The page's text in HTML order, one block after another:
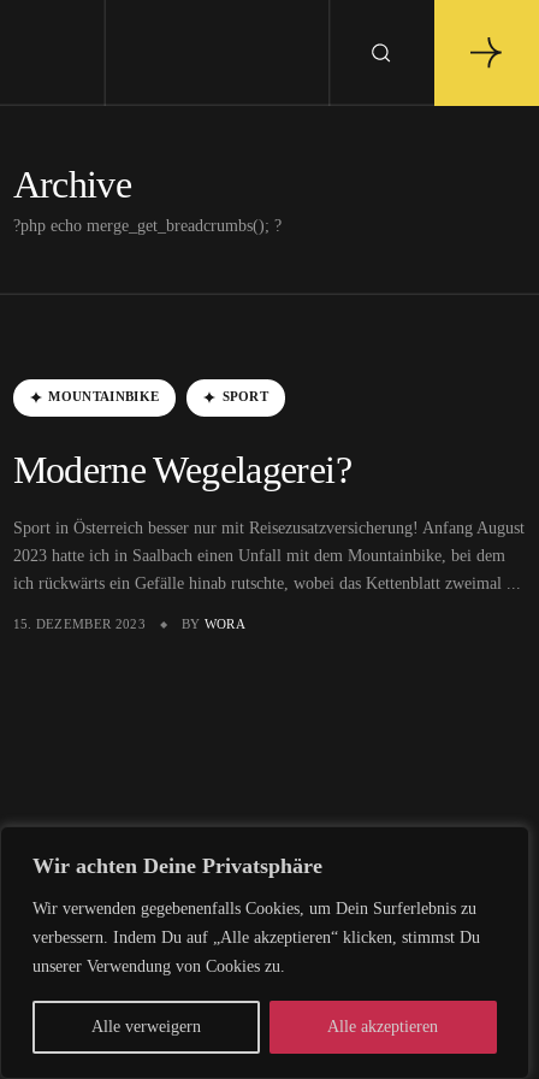
Wir achten Deine Privatsphäre
Wir verwenden gegebenenfalls Cookies, um Dein Surferlebnis zu
verbessern. Indem Du auf „Alle akzeptieren“ klicken, stimmst Du
unserer Verwendung von Cookies zu.
Alle verweigern Alle akzeptieren
Archive
?php echo merge_get_breadcrumbs(); ?
MOUNTAINBIKE SPORT
Moderne Wegelagerei?
Sport in Österreich besser nur mit Reisezusatzversicherung! Anfang August
2023 hatte ich in Saalbach einen Unfall mit dem Mountainbike, bei dem
ich rückwärts ein Gefälle hinab rutschte, wobei das Kettenblatt zweimal ...
15. DEZEMBER 2023 BY WORA